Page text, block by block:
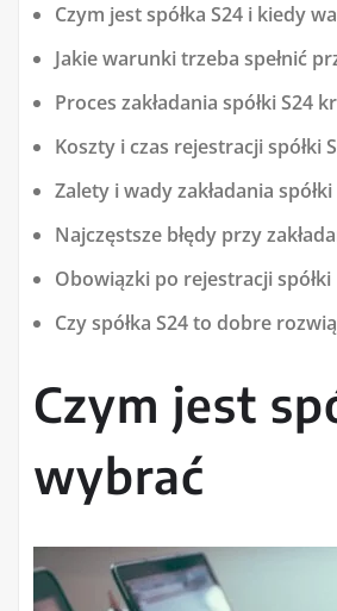
Czym jest spółka S24 i kiedy
Jakie warunki trzeba spełnić
Proces zakładania spółki S24
Koszty i czas rejestracji spółki
Zalety i wady zakładania
Najczęstsze błędy przy
Obowiązki po rejestracji spółki
Czy spółka S24 to dobre
Czym jest
wybrać